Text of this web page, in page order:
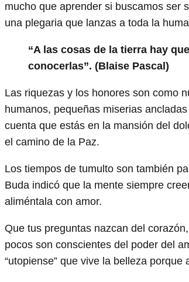
mucho que aprender si buscamos ser
una plegaria que lanzas a toda la
“A las cosas de la tierra hay
conocerlas”. (Blaise Pascal)
Las riquezas y los honores son como
humanos, pequeñas miserias
cuenta que estás en la mansión del
el camino de la Paz.
Los tiempos de tumulto son también
Buda indicó que la mente siempre
aliméntala con amor.
Que tus preguntas nazcan del
pocos son conscientes del poder del
“utopiense” que vive la belleza